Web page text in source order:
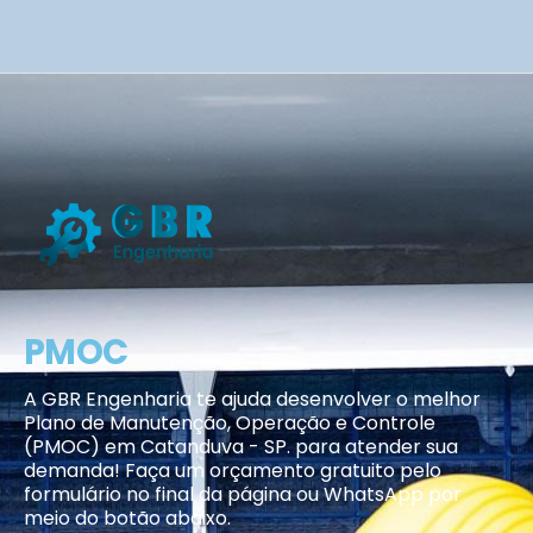
PMOC
A GBR Engenharia te ajuda desenvolver o melhor
Plano de Manutenção, Operação e Controle
(PMOC) em Catanduva - SP. para atender sua
demanda! Faça um orçamento gratuito pelo
formulário no final da página ou WhatsApp por
meio do botão abaixo.